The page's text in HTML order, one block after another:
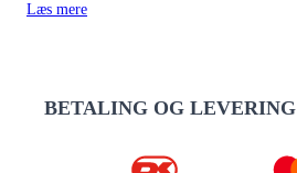
Læs mere
BETALING OG LEVERING